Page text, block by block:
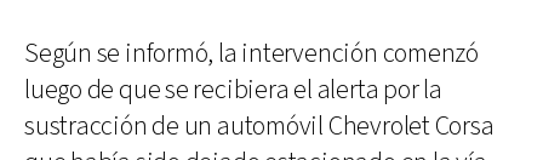
Según se informó, la intervención comenzó
luego de que se recibiera el alerta por la
sustracción de un automóvil Chevrolet Corsa